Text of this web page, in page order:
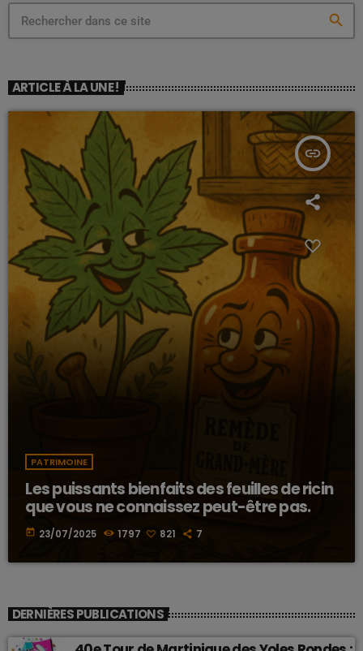
search
ARTICLE À LA UNE !
insert_link
PATRIMOINE
Les puissants bienfaits des feuilles de ricin
que vous ne connaissez peut-être pas.
today 23/07/2025 1797 821 7
DERNIÈRES PUBLICATIONS